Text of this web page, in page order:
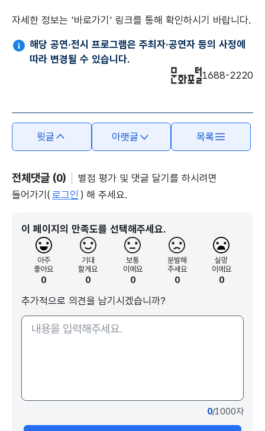
자세한 정보는 '바로가기' 링크를 통해 확인하시기 바랍니다.
해당 공연·전시 프로그램은 주최자·공연자 등의 사정에
따라 변경될 수 있습니다.
1688-2220
윗글 아랫글 목록
전체댓글 (0)
별점 평가 및 댓글 달기를 하시려면
들어가기( 로그인 ) 해 주세요.
이 페이지의 만족도를 선택해주세요.
아주
좋아요
0
기대
할게요
0
보통
이에요
0
분발해
주세요
0
실망
이에요
0
추가적으로 의견을 남기시겠습니까?
0/1000자